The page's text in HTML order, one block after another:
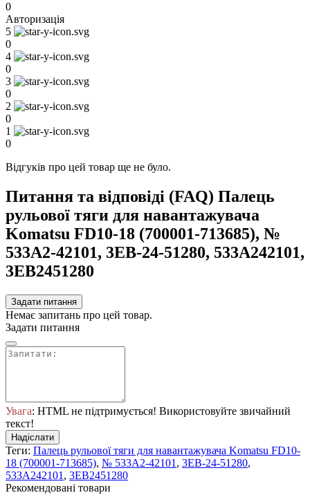
0
Авторизація
5
0
4
0
3
0
2
0
1
0
Відгуків про цей товар ще не було.
Питання та відповіді (FAQ) Палець
рульової тяги для навантажувача
Komatsu FD10-18 (700001-713685), №
533A2-42101, 3EB-24-51280, 533A242101,
3EB2451280
Задати питання
Немає запитань про цей товар.
Задати питання
Увага: HTML не підтримується! Використовуйте звичайний
текст!
Надіслати
Теги: Палець рульової тяги для навантажувача Komatsu FD10-
18 (700001-713685), № 533A2-42101 , 3EB-24-51280,
533A242101 , 3EB2451280
Рекомендовані товари